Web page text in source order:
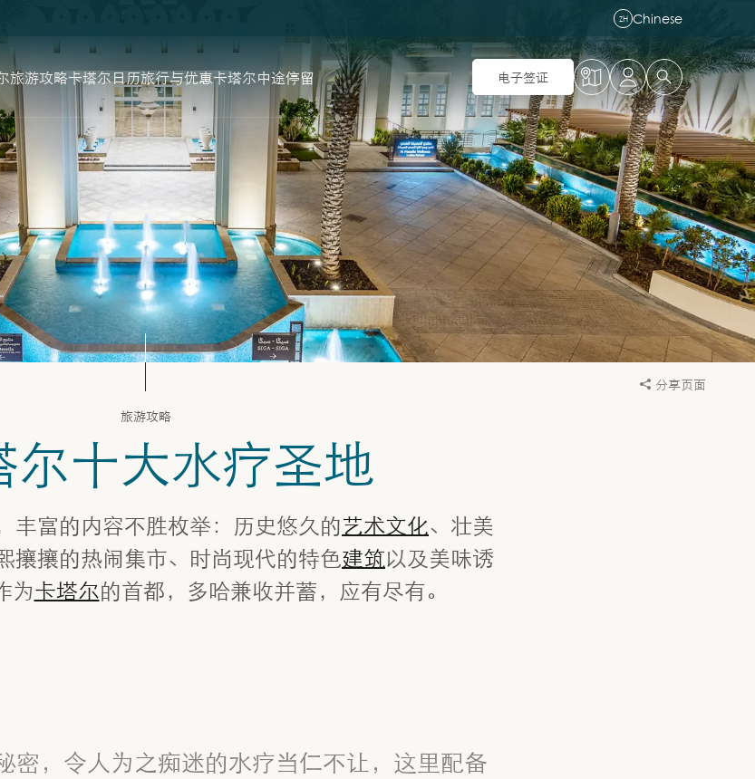
ZH Chinese
旅游攻略卡塔尔日历旅行与优惠卡塔尔中途停留 电子签证
分享页面
旅游攻略
尔十大水疗圣地
丰富的内容不胜枚举：历史悠久的艺术文化、壮美
攘攘的热闹集市、时尚现代的特色建筑以及美味诱
为卡塔尔的首都，多哈兼收并蓄，应有尽有。
密，令人为之痴迷的水疗当仁不让，这里配备